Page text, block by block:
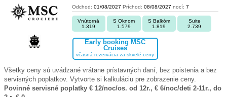
Odchod: 01/08/2027 Príchod: 08/08/2027 nocí: 7
Vnútorná
1.319
S Oknom
1.579
S Balkóm
1.819
Suite
2.739
Early booking MSC
Cruises
včasná rezervácia za skvelé ceny
Všetky ceny sú uvádzané vrátane prístavných daní, bez poistenia a bez
servisných poplatkov. Vytvorte si kalkuláciu pre zobrazenie ceny.
Povinné servisné poplatky € 12/noc/os. od 12r., € 6/noc/deti 2-11r., do